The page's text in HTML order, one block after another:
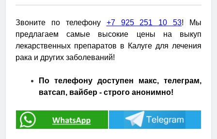
Звоните по телефону +7 925 251 10 53! Мы
предлагаем самые высокие цены на выкуп
лекарственных препаратов в Калуге для лечения
рака и других заболеваний!
По телефону доступен макс, телеграм,
ватсап, вайбер - строго анонимно!